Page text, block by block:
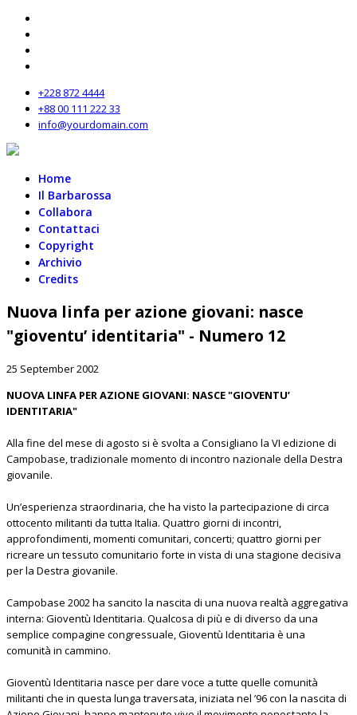
+228 872 4444
+88 00 111 222 33
info@yourdomain.com
Home
Il Barbarossa
Collabora
Contattaci
Copyright
Archivio
Credits
Nuova linfa per azione giovani: nasce
"gioventu’ identitaria" - Numero 12
25 September 2002
NUOVA LINFA PER AZIONE GIOVANI: NASCE "GIOVENTU’
IDENTITARIA"
Alla fine del mese di agosto si è svolta a Consigliano la VI edizione di
Campobase, tradizionale momento di incontro nazionale della Destra
giovanile.
Un’esperienza straordinaria, che ha visto la partecipazione di circa
ottocento militanti da tutta Italia. Quattro giorni di incontri,
approfondimenti, momenti comunitari, concerti; quattro giorni per
ricreare un tessuto comunitario forte in vista di una stagione decisiva
per la Destra giovanile.
Campobase 2002 ha sancito la nascita di una nuova realtà aggregativa
interna: Gioventù Identitaria. Qualcosa di più e di diverso da una
semplice compagine congressuale, Gioventù Identitaria è una
comunità in cammino.
Gioventù Identitaria nasce per dare voce a tutte quelle comunità
militanti che in questa lunga traversata, iniziata nel ’96 con la nascita di